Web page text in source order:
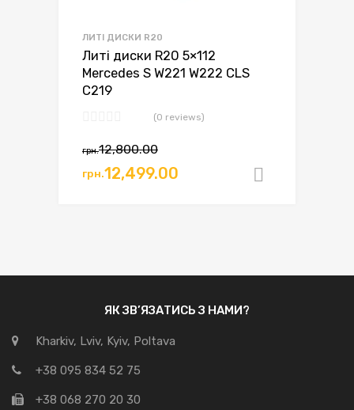
ЛИТІ ДИСКИ R20
Литі диски R20 5×112
Mercedes S W221 W222 CLS
C219
(0 reviews)
грн.12,800.00
грн.12,499.00
ЯК ЗВ’ЯЗАТИСЬ З НАМИ?
Kharkiv, Lviv, Kyiv, Poltava
+38 095 834 52 75
+38 068 270 20 30